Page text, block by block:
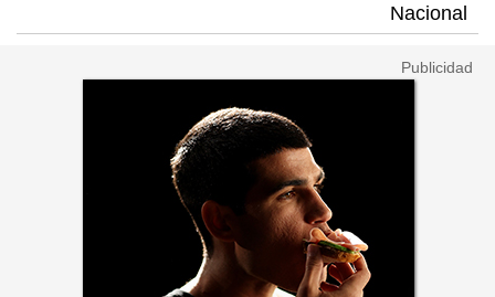
Nacional